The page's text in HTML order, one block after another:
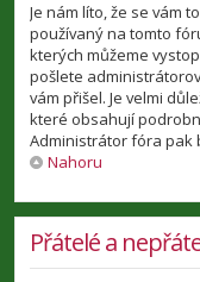
Je nám líto, že se vám
používaný na tomto
kterých můžeme
pošlete
vám přišel. Je velmi
které obsahují
Administrátor fóra pak
Nahoru
Přátelé a